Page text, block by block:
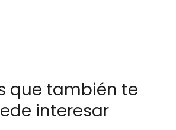
que también te
interesar